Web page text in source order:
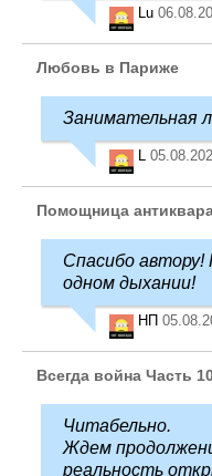
Lu
Любовь в Париже
Занимательная
L
Помощница
Спасибо автору!
одном дыхании!
НП
Всегда война Часть
Читабельно.
Ждем
реальность